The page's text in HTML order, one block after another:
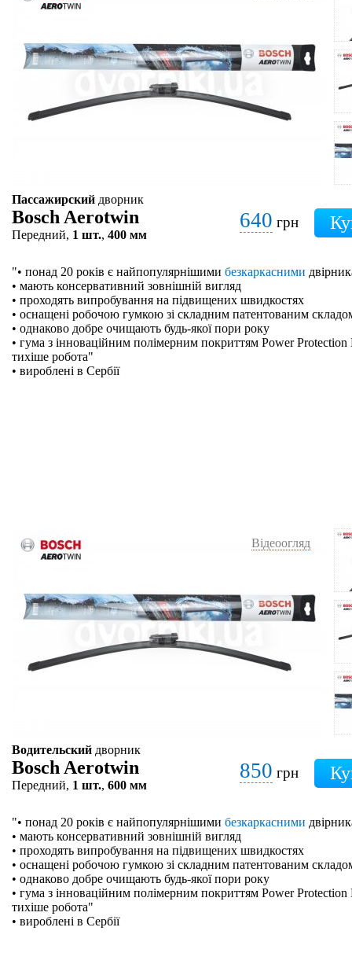
Пассажирский дворник
Bosch Aerotwin
Передний, 1 шт., 400 мм
640 грн
"• понад 20 років є найпопулярнішими безкаркасними
• мають консервативний зовнішній вигляд
• проходять випробування на підвищених швидкостях
• оснащені робочою гумкою зі складним патентованим
• однаково добре очищають будь-якої пори року
• гума з інноваційним полімерним покриттям Power
тихіше робота"
• вироблені в Сербії
Відеоогляд
Водительский дворник
Bosch Aerotwin
Передний, 1 шт., 600 мм
850 грн
"• понад 20 років є найпопулярнішими безкаркасними
• мають консервативний зовнішній вигляд
• проходять випробування на підвищених швидкостях
• оснащені робочою гумкою зі складним патентованим
• однаково добре очищають будь-якої пори року
• гума з інноваційним полімерним покриттям Power
тихіше робота"
• вироблені в Сербії